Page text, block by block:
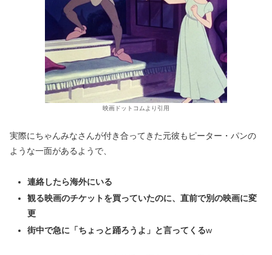
映画ドットコムより引用
実際にちゃんみなさんが付き合ってきた元彼もピーター・パンの
ような一面があるようで、
連絡したら海外にいる
観る映画のチケットを買っていたのに、直前で別の映画に変
更
街中で急に「ちょっと踊ろうよ」と言ってくるw